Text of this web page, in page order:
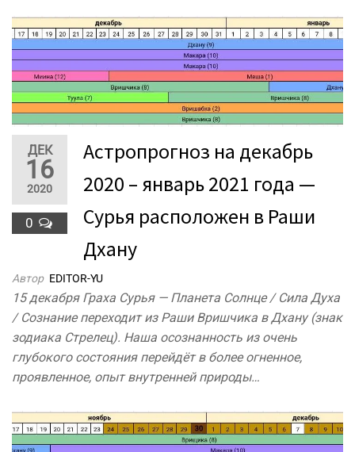
ДЕК
16
2020
0
Астропрогноз на декабрь
2020 – январь 2021 года —
Сурья расположен в Раши
Дхану
Автор EDITOR-YU
15 декабря Граха Сурья — Планета Солнце / Сила Духа
/ Сознание переходит из Раши Вришчика в Дхану (знак
зодиака Стрелец). Наша осознанность из очень
глубокого состояния перейдёт в более огненное,
проявленное, опыт внутренней природы…